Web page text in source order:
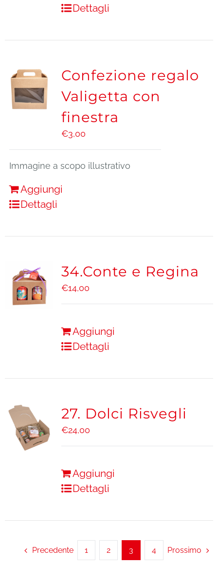
Dettagli
Confezione regalo
Valigetta con
finestra
€3,00
Immagine a scopo illustrativo
Aggiungi
Dettagli
34.Conte e Regina
€14,00
Aggiungi
Dettagli
27. Dolci Risvegli
€24,00
Aggiungi
Dettagli
Precedente 1 2 3 4 Prossimo